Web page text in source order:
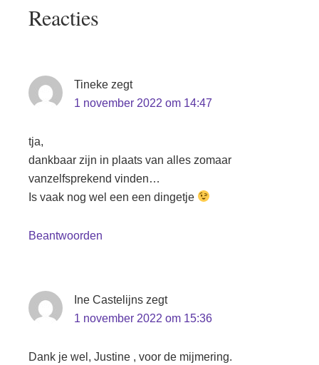
LeesReacties
Tineke zegt
1 november 2022 om 14:47
tja,
dankbaar zijn in plaats van alles zomaar
vanzelfsprekend vinden…
Is vaak nog wel een een dingetje
Beantwoorden
Ine Castelijns zegt
1 november 2022 om 15:36
Dank je wel, Justine , voor de mijmering.